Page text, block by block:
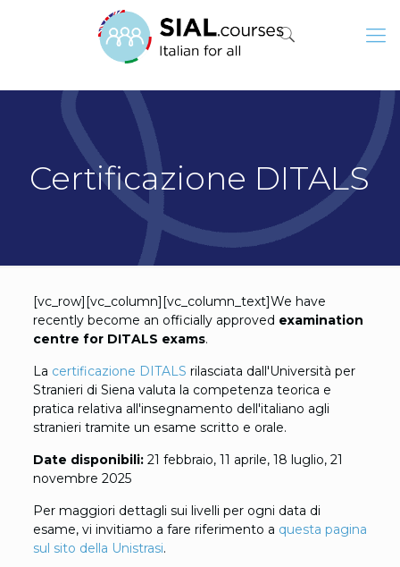
Certificazione DITALS
[vc_row][vc_column][vc_column_text]We have
recently become an officially approved examination
centre for DITALS exams.
La certificazione DITALS rilasciata dall'Università per
Stranieri di Siena valuta la competenza teorica e
pratica relativa all'insegnamento dell'italiano agli
stranieri tramite un esame scritto e orale.
Date disponibili: 21 febbraio, 11 aprile, 18 luglio, 21
novembre 2025
Per maggiori dettagli sui livelli per ogni data di
esame, vi invitiamo a fare riferimento a questa pagina
sul sito della Unistrasi.